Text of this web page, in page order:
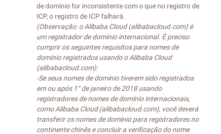
de domínio for inconsistente com o que no registro de
ICP, o registro de ICP falhará.
(Observação: o Alibaba Cloud (alibabacloud.com) é
um registrador de domínio internacional. É preciso
cumprir os seguintes requisitos para nomes de
domínio registrados usando o Alibaba Cloud
(alibabacloud.com):
-Se seus nomes de domínio tiverem sido registrados
em ou após 1° de janeiro de 2018 usando
registradores de nomes de domínio internacionais,
como Alibaba Cloud (alibabacloud.com), você deverá
transferir os nomes de domínio para registradores no
continente chinês e concluir a verificação do nome